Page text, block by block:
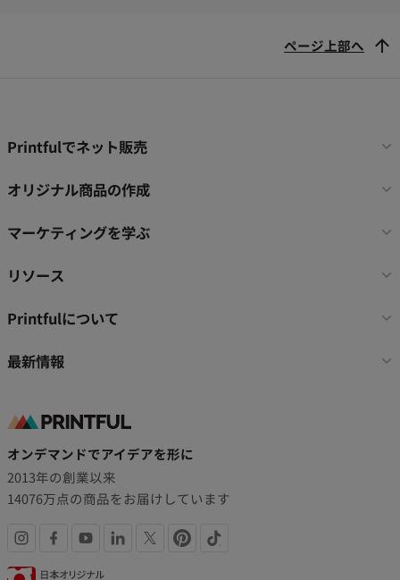
ページ上部へ
フ
タ
リ
ク
Printfulでネット販売
オリジナル商品の作成
マーケティングを学ぶ
リソース
Printfulについて
最新情報
オンデマンドでアイデアを形に
2013年の創業以来
14076万点の商品をお届けしています
SNS